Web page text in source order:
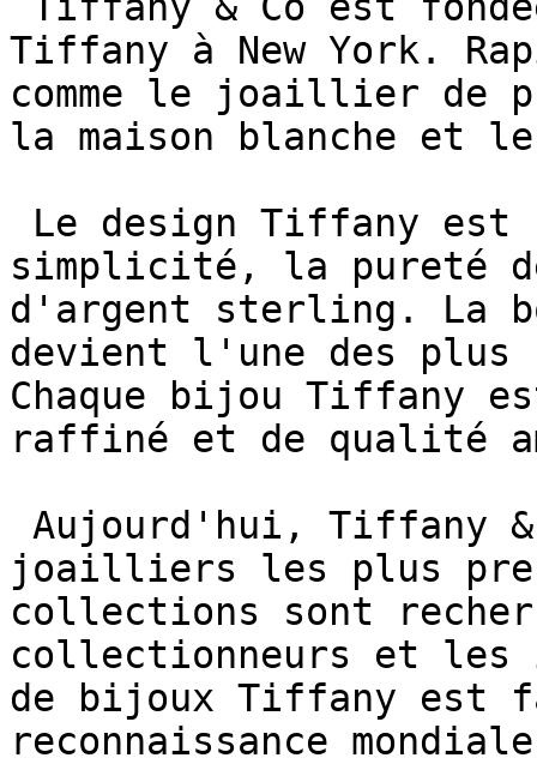
Tiffany à New York.
comme le joaillier de
la maison blanche et
simplicité, la pureté
d'argent sterling. La
devient l'une des plus
Chaque bijou Tiffany
raffiné et de qualité
joailliers les plus
collections sont
collectionneurs et les
de bijoux Tiffany est
reconnaissance